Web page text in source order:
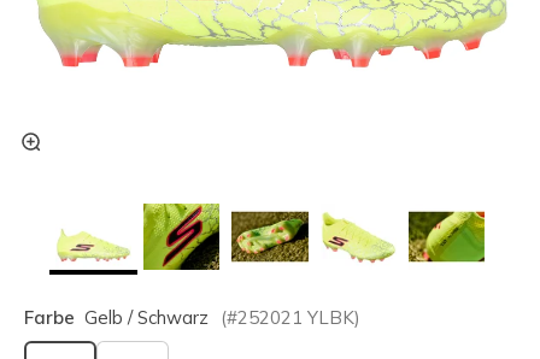
Farbe Gelb / Schwarz (#252021 YLBK)